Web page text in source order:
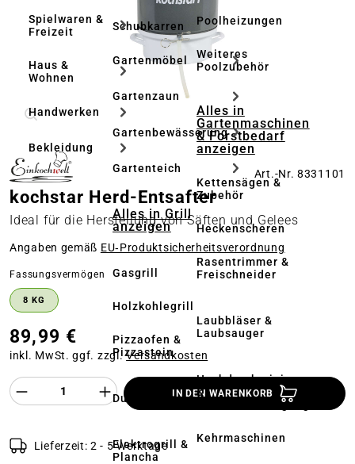
Spielwaren &
Freizeit
Haus &
Wohnen
Handwerken
Bekleidung
Schubkarren
Gartenmöbel
Gartenzaun
Gartenbewässerung
Gartenteich
Alles in Grill
anzeigen
Gasgrill
Holzkohlegrill
Pizzaofen &
Pizzastein
Dutch Oven
Elektrogrill &
Plancha
Poolheizungen
Weiteres
Poolzubehör
Alles in
Gartenmaschinen
& Forstbedarf
anzeigen
Kettensägen &
Zubehör
Heckenscheren
Rasentrimmer &
Freischneider
Laubbläser &
Laubsauger
Hochdruckreiniger
&
Terrassenreinigung
Kehrmaschinen
Art.-Nr. 8331101
kochstar Herd-Entsafter
Ideal für die Herstellung von Säften und Gelees
Angaben gemäß EU‑Produktsicherheitsverordnung
Fassungsvermögen auswählen
8 KG
89,99 €
inkl. MwSt. ggf. zzgl.Versandkosten
Produkt Anzahl des Produktes
IN DEN WARENKORB
Lieferzeit: 2 - 5 Werktage